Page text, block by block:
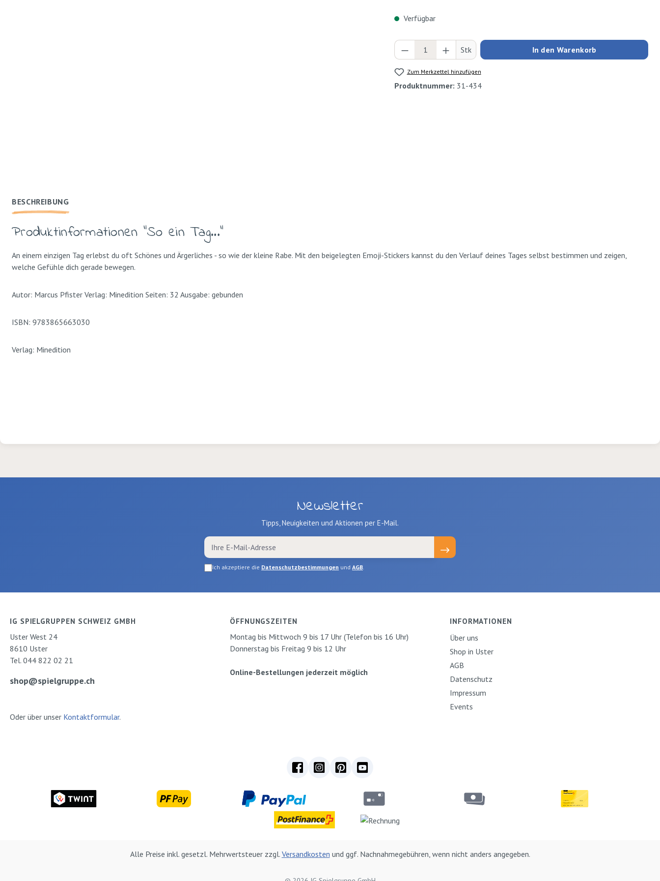
Verfügbar
Produkt Anzahl: Gib den gewünschten Wert ein
Stk In den Warenkorb
Zum Merkzettel hinzufügen
Produktnummer: 31-434
BESCHREIBUNG
Produktinformationen "So ein Tag..."
An einem einzigen Tag erlebst du oft Schönes und Ärgerliches - so wie der kleine Rabe. Mit den beigelegten Emoji-Stickers kannst du den Verlauf deines Tages selbst bestimmen und zeigen,
welche Gefühle dich gerade bewegen.
Autor: Marcus Pfister Verlag: Minedition Seiten: 32 Ausgabe: gebunden
ISBN: 9783865663030
Verlag: Minedition
Newsletter
Tipps, Neuigkeiten und Aktionen per E-Mail.
Ich akzeptiere die Datenschutzbestimmungen und AGB.
IG SPIELGRUPPEN SCHWEIZ GMBH
Uster West 24
8610 Uster
Tel. 044 822 02 21
shop@spielgruppe.ch
Oder über unser Kontaktformular.
ÖFFNUNGSZEITEN
Montag bis Mittwoch 9 bis 17 Uhr (Telefon bis 16 Uhr)
Donnerstag bis Freitag 9 bis 12 Uhr
Online-Bestellungen jederzeit möglich
INFORMATIONEN
Über uns
Shop in Uster
AGB
Datenschutz
Impressum
Events
Alle Preise inkl. gesetzl. Mehrwertsteuer zzgl. Versandkosten und ggf. Nachnahmegebühren, wenn nicht anders angegeben.